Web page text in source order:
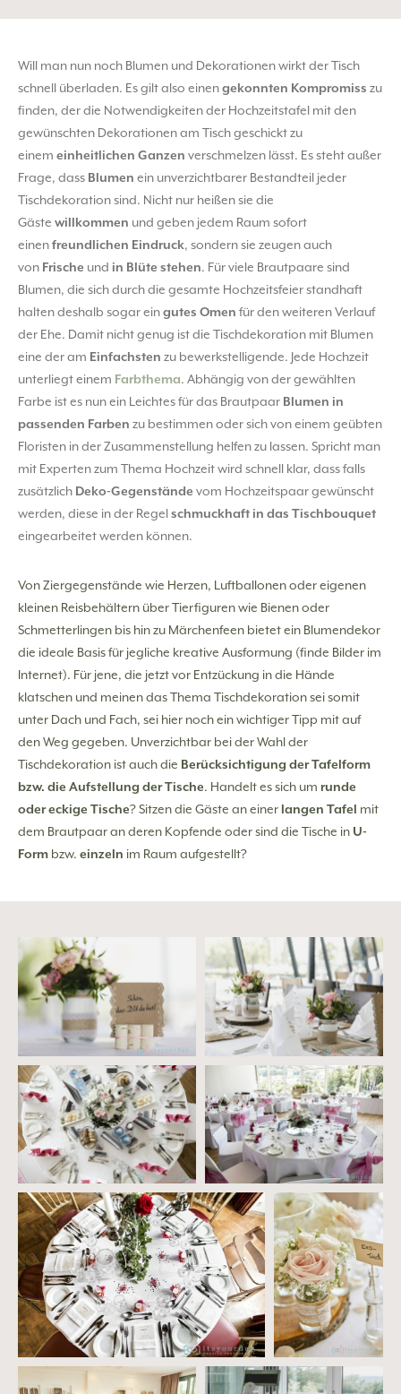
Will man nun noch Blumen und Dekorationen wirkt der Tisch
schnell überladen. Es gilt also einengekonnten Kompromiss zu
finden, der die Notwendigkeiten der Hochzeitstafel mit den
gewünschten Dekorationen am Tisch geschickt zu
einem einheitlichen Ganzen verschmelzen lässt. Es steht außer
Frage, dass Blumen ein unverzichtbarer Bestandteil jeder
Tischdekoration sind. Nicht nur heißen sie die
Gäste willkommen und geben jedem Raum sofort
einenfreundlichen Eindruck, sondern sie zeugen auch
von Frische und in Blüte stehen. Für viele Brautpaare sind
Blumen, die sich durch die gesamte Hochzeitsfeier standhaft
halten deshalb sogar eingutes Omen für den weiteren Verlauf
der Ehe. Damit nicht genug ist die Tischdekoration mit Blumen
eine der am Einfachsten zu bewerkstelligende. Jede Hochzeit
unterliegt einem Farbthema. Abhängig von der gewählten
Farbe ist es nun ein Leichtes für das Brautpaar Blumen in
passenden Farben zu bestimmen oder sich von einem geübten
Floristen in der Zusammenstellung helfen zu lassen. Spricht man
mit Experten zum Thema Hochzeit wird schnell klar, dass falls
zusätzlich Deko-Gegenstände vom Hochzeitspaar gewünscht
werden, diese in der Regelschmuckhaft in das Tischbouquet
eingearbeitet werden können.
Von Ziergegenstände wie Herzen, Luftballonen oder eigenen
kleinen Reisbehältern über Tierfiguren wie Bienen oder
Schmetterlingen bis hin zu Märchenfeen bietet ein Blumendekor
die ideale Basis für jegliche kreative Ausformung (finde Bilder im
Internet). Für jene, die jetzt vor Entzückung in die Hände
klatschen und meinen das Thema Tischdekoration sei somit
unter Dach und Fach, sei hier noch ein wichtiger Tipp mit auf
den Weg gegeben. Unverzichtbar bei der Wahl der
Tischdekoration ist auch die Berücksichtigung der Tafelform
bzw. die Aufstellung der Tische. Handelt es sich um runde
oder eckige Tische? Sitzen die Gäste an einer langen Tafel mit
dem Brautpaar an deren Kopfende oder sind die Tische in U-
Form bzw. einzeln im Raum aufgestellt?